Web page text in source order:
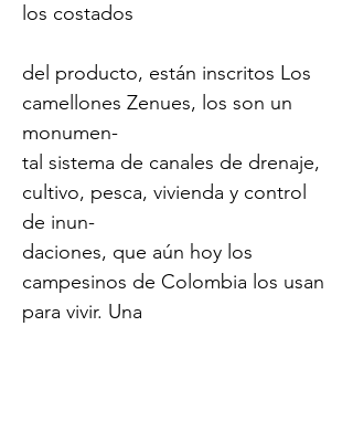
los costados
del producto, están inscritos Los
camellones Zenues, los son un
monumen-
tal sistema de canales de drenaje,
cultivo, pesca, vivienda y control
de inun-
daciones, que aún hoy los
campesinos de Colombia los usan
para vivir. Una